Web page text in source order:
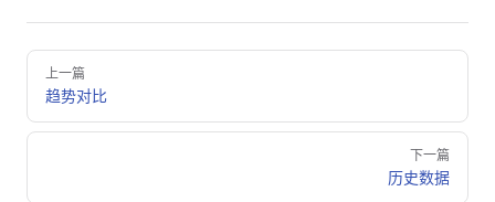
上一篇
趋势对比
下一篇
历史数据